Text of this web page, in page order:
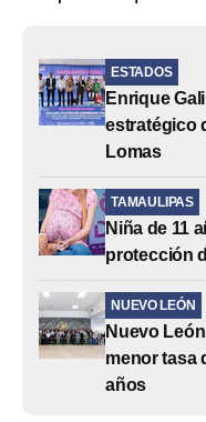
ESTADOS
Enrique
estratégico
Lomas
TAMAULIPAS
Niña de 11
protección
NUEVO LEÓN
Nuevo
menor tasa
años